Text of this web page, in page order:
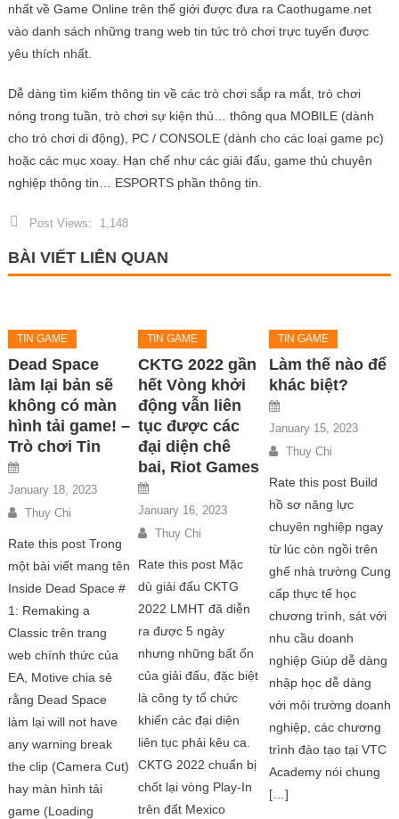
nhất về Game Online trên thế giới được đưa ra Caothugame.net
vào danh sách những trang web tin tức trò chơi trực tuyến được
yêu thích nhất.
Dễ dàng tìm kiếm thông tin về các trò chơi sắp ra mắt, trò chơi
nóng trong tuần, trò chơi sự kiện thủ… thông qua MOBILE (dành
cho trò chơi di động), PC / CONSOLE (dành cho các loại game pc)
hoặc các mục xoay. Hạn chế như các giải đấu, game thủ chuyên
nghiệp thông tin… ESPORTS phần thông tin.
Post Views: 1,148
BÀI VIẾT LIÊN QUAN
TIN GAME
Dead Space
làm lại bản sẽ
không có màn
hình tải game! –
Trò chơi Tin
January 18, 2023
Thuy Chi
Rate this post Trong
một bài viết mang tên
Inside Dead Space #
1: Remaking a
Classic trên trang
web chính thức của
EA, Motive chia sẻ
rằng Dead Space
làm lại will not have
any warning break
the clip (Camera Cut)
hay màn hình tải
game (Loading
TIN GAME
CKTG 2022 gần
hết Vòng khởi
động vẫn liên
tục được các
đại diện chê
bai, Riot Games
January 16, 2023
Thuy Chi
Rate this post Mặc
dù giải đấu CKTG
2022 LMHT đã diễn
ra được 5 ngày
nhưng những bất ổn
của giải đấu, đặc biệt
là công ty tổ chức
khiến các đại diện
liên tục phải kêu ca.
CKTG 2022 chuẩn bị
chốt lại vòng Play-In
trên đất Mexico
TIN GAME
Làm thế nào để
khác biệt?
January 15, 2023
Thuy Chi
Rate this post Build
hồ sơ năng lực
chuyên nghiệp ngay
từ lúc còn ngồi trên
ghế nhà trường Cung
cấp thực tế học
chương trình, sát với
nhu cầu doanh
nghiệp Giúp dễ dàng
nhập học dễ dàng
với môi trường doanh
nghiệp, các chương
trình đào tạo tại VTC
Academy nói chung
[…]